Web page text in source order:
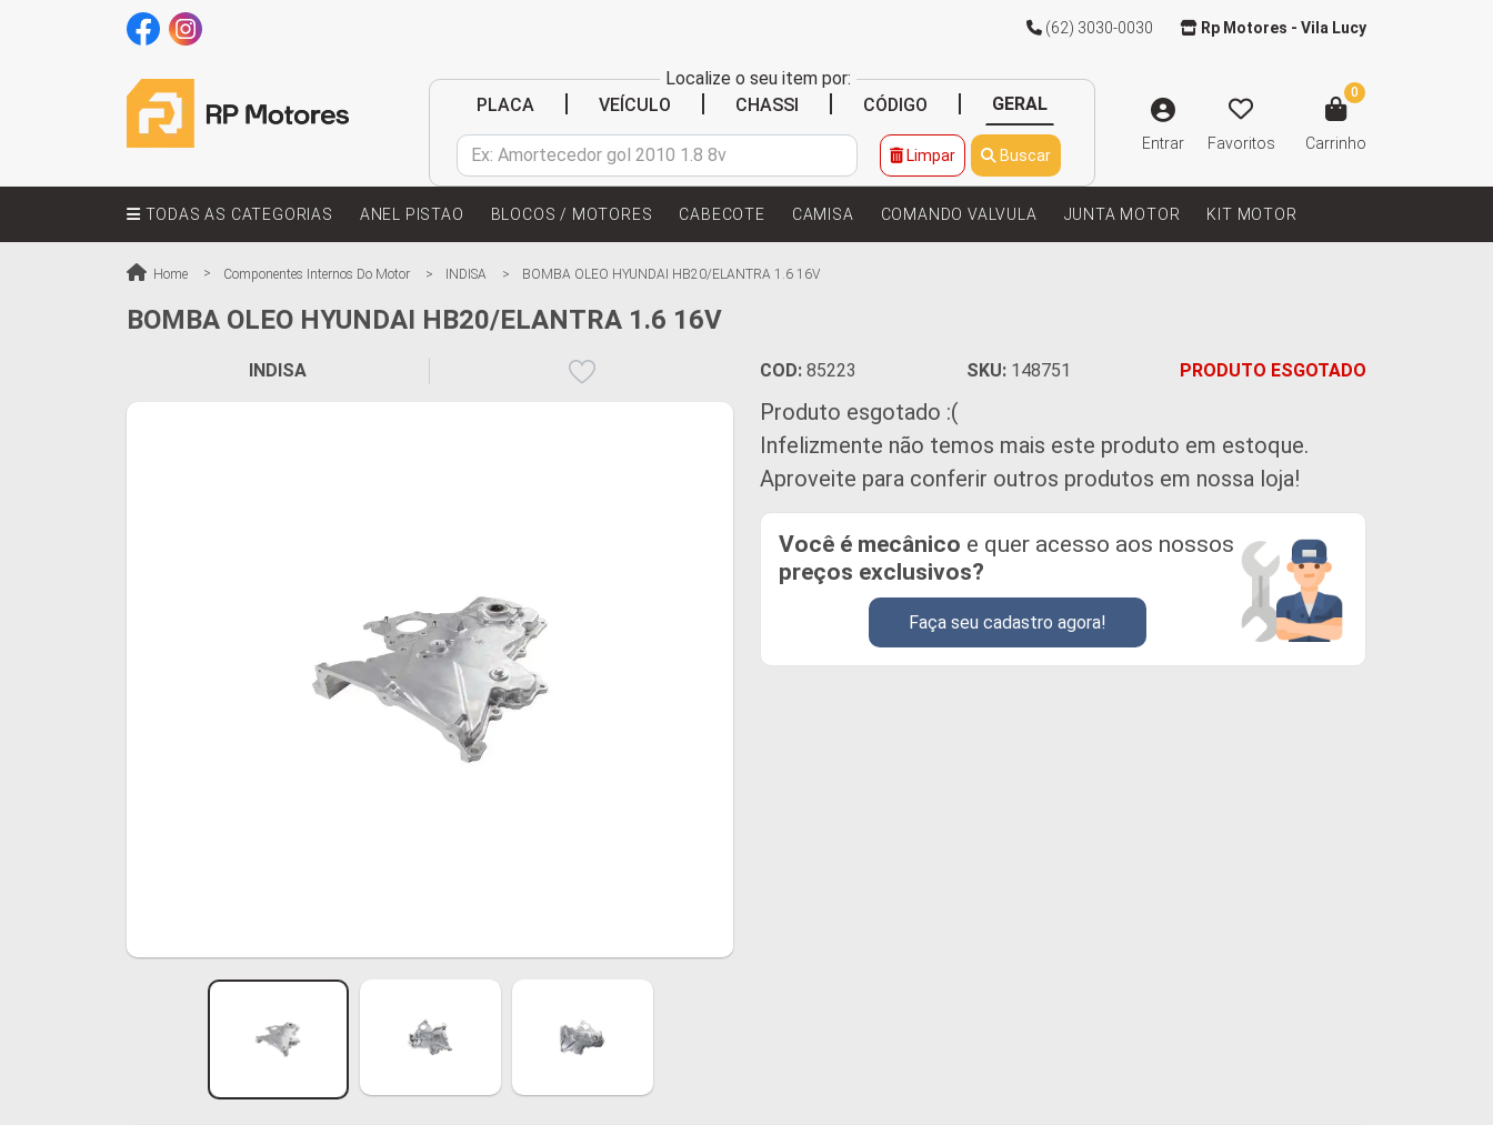
(62) 3030-0030 Rp Motores - Vila Lucy
Localize o seu item por:
PLACA
VEÍCULO CHASSI CÓDIGO GERAL
Limpar Buscar
Entrar Favoritos
0
Carrinho
TODAS AS CATEGORIAS ANEL PISTAO BLOCOS / MOTORES CABECOTE CAMISA COMANDO VALVULA JUNTA MOTOR KIT MOTOR
Home Componentes Internos Do Motor INDISA BOMBA OLEO HYUNDAI HB20/ELANTRA 1.6 16V
BOMBA OLEO HYUNDAI HB20/ELANTRA 1.6 16V
INDISA COD: 85223 SKU: 148751 PRODUTO ESGOTADO
Produto esgotado :(
Infelizmente não temos mais este produto em estoque.
Aproveite para conferir outros produtos em nossa loja!
Você é mecânico e quer acesso aos nossos
preços exclusivos?
Faça seu cadastro agora!